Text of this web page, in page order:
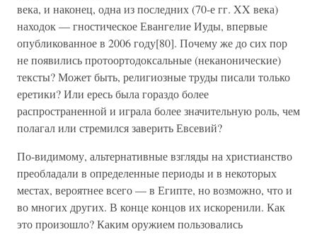
века, и наконец, одна из последних (70-е гг. XX века)
находок — гностическое Евангелие Иуды, впервые
опубликованное в 2006 году[80]. Почему же до сих пор
не появились протоортодоксальные (неканонические)
тексты? Может быть, религиозные труды писали только
еретики? Или ересь была гораздо более
распространенной и играла более значительную роль, чем
полагал или стремился заверить Евсевий?
По-видимому, альтернативные взгляды на христианство
преобладали в определенные периоды и в некоторых
местах, вероятнее всего — в Египте, но возможно, что и
во многих других. В конце концов их искоренили. Как
это произошло? Каким оружием пользовались